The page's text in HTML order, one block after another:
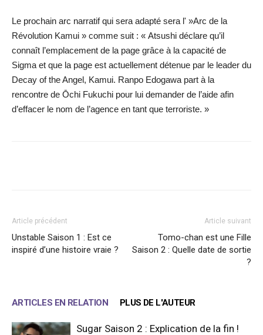
Le prochain arc narratif qui sera adapté sera l' »Arc de la
Révolution Kamui » comme suit : « Atsushi déclare qu’il
connaît l’emplacement de la page grâce à la capacité de
Sigma et que la page est actuellement détenue par le leader du
Decay of the Angel, Kamui. Ranpo Edogawa part à la
rencontre de Ōchi Fukuchi pour lui demander de l’aide afin
d’effacer le nom de l’agence en tant que terroriste. »
Article précédent
Unstable Saison 1 : Est ce
inspiré d’une histoire vraie ?
Article suivant
Tomo-chan est une Fille
Saison 2 : Quelle date de sortie
?
ARTICLES EN RELATION PLUS DE L'AUTEUR
Sugar Saison 2 : Explication de la fin !